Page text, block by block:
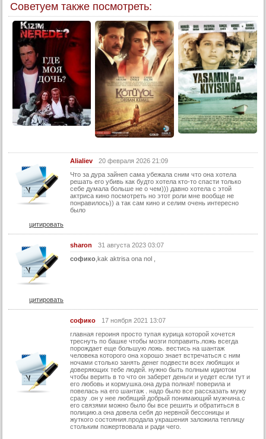
Советуем также посмотреть:
Alialiev
20 февраля 2026 21:09
Что за дура зайнеп сама убежала сним что она хотела
решать его убивь как будто хотела кто-то спасти только
себе думала больше не о чем))) давно хотела с этой
актриса кино посмотреть но этот роли мне вообще не
понравилось)) а так сам кино и селим очень интересно
было
цитировать
sharon
31 августа 2023 03:07
софико ,kak aktrisa ona nol ,
цитировать
софико
17 ноября 2021 13:07
главная героиня просто тупая курица которой хочется
треснуть по башке чтобы мозги поправить.ложь всегда
порождает еще большую ложь. вестись на шантаж
человека которого она хорошо знает встречаться с ним
ночами столько занять денег подвести всех любящих и
доверяющих тебе людей. нужно быть полным идиотом
чтобы верить в то что он заберет деньги и уедет если тут и
его любовь и кормушка.она дура полная! поверила и
повелась на его шантаж . надо было все рассказать мужу
сразу .он у нее любящий добрый понимающий мужчина.с
его связями можно было бы все решить и обратиться в
полицию.а она довела себя до нервной бессоницы и
жуткого состояния.продала украшения заложила теплицу
стольким пожертвовала и ради чего.